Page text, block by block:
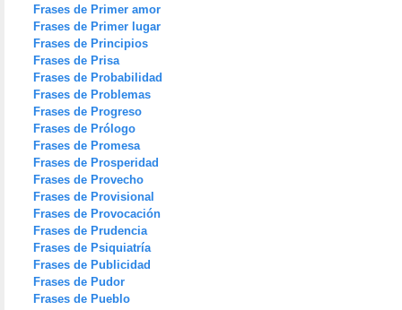
Frases de Primer amor
Frases de Primer lugar
Frases de Principios
Frases de Prisa
Frases de Probabilidad
Frases de Problemas
Frases de Progreso
Frases de Prólogo
Frases de Promesa
Frases de Prosperidad
Frases de Provecho
Frases de Provisional
Frases de Provocación
Frases de Prudencia
Frases de Psiquiatría
Frases de Publicidad
Frases de Pudor
Frases de Pueblo